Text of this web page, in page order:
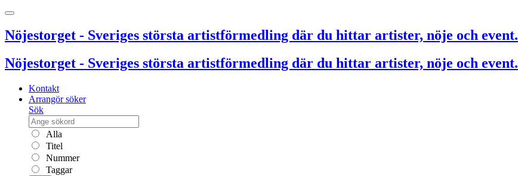
Nöjestorget - Sveriges största artistförmedling där du hittar artister, nöje och event.
Nöjestorget - Sveriges största artistförmedling där du hittar artister, nöje och event.
Kontakt
Arrangör söker
Sök
Alla
Titel
Nummer
Taggar